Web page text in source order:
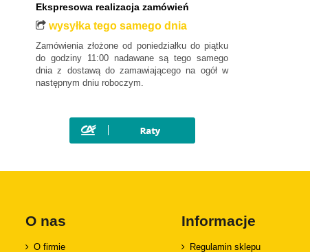
Ekspresowa realizacja zamówień
wysyłka tego samego dnia
Zamówienia złożone od poniedziałku do piątku
do godziny 11:00 nadawane są tego samego
dnia z dostawą do zamawiającego na ogół w
następnym dniu roboczym.
O nas
O firmie
Informacje
Regulamin sklepu